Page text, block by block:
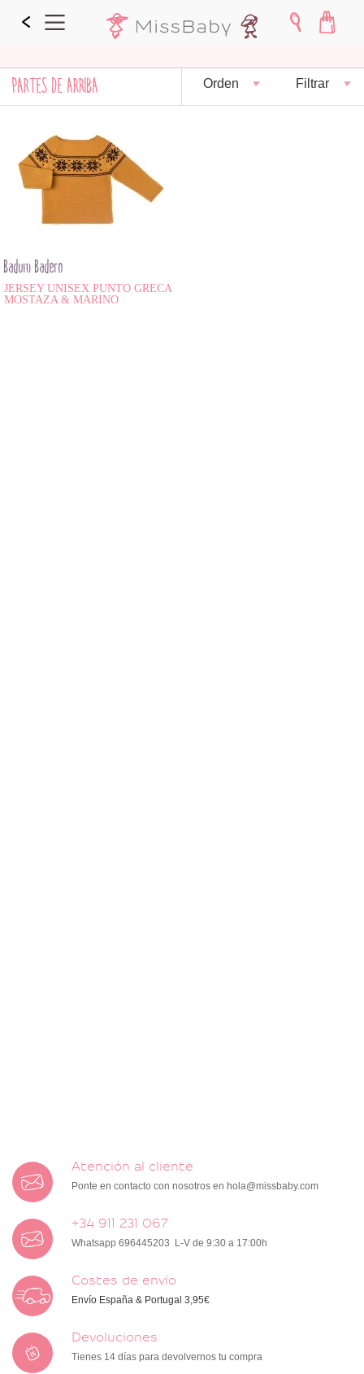
PARTES DE ARRIBA Orden Filtrar
Badum Badero
JERSEY UNISEX PUNTO GRECA
MOSTAZA & MARINO
Atención al cliente
Ponte en contacto con nosotros en hola@missbaby.com
+34 911 231 067
Whatsapp 696445203 L-V de 9:30 a 17:00h
Costes de envío
Envío España & Portugal 3,95€
Devoluciones
Tienes 14 días para devolvernos tu compra